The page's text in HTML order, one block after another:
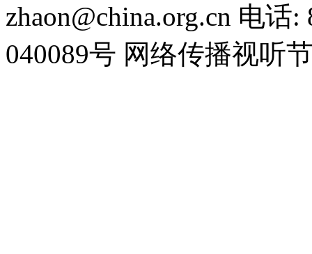
zhaon@china.org.cn 电话
040089号 网络传播视听